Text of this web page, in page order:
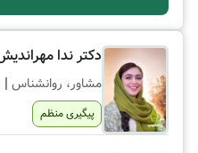
دکتر ندا
مشاور، روانشناس |
پیگیری منظم